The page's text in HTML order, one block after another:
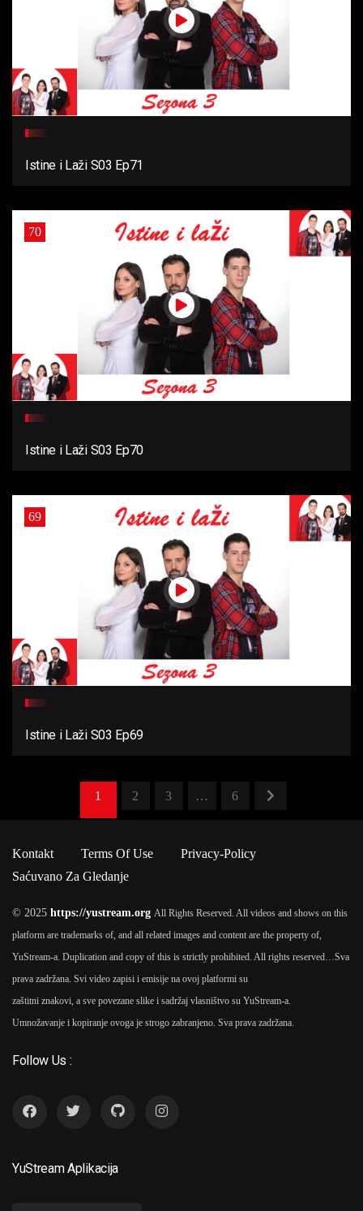
Istine i Laži S03 Ep71
70
Istine i Laži S03 Ep70
69
Istine i Laži S03 Ep69
1 2 3 … 6
Kontakt Terms Of Use
Privacy-Policy
Saćuvano Za Gledanje
© 2025 https://yustream.org All Rights Reserved. All videos and shows on this
platform are trademarks of, and all related images and content are the property of,
YuStream-a. Duplication and copy of this is strictly prohibited. All rights reserved… Sva
prava zadržana. Svi video zapisi i emisije na ovoj platformi su
zaštitni znakovi, a sve povezane slike i sadržaj vlasništvo su YuStream-a.
Umnožavanje i kopiranje ovoga je strogo zabranjeno. Sva prava zadržana.
Follow Us :
YuStream Aplikacija